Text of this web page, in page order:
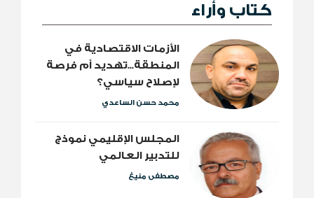
كتاب وأراء
الأزمات الاقتصادية في
المنطقة...تهديد أم فرصة
لإصلاح سياسي؟
محمد حسن الساعدي
المجلس الإقليمي نموذج
للتدبير العالمي
مصطفى منيغ